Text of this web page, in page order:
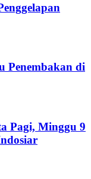
Penembakan di
Pagi, Minggu 9